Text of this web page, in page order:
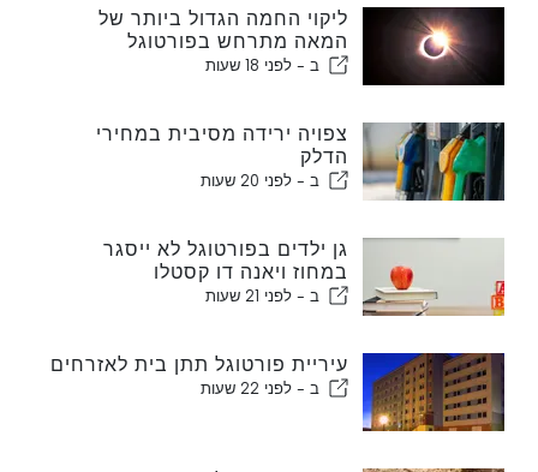
ליקוי החמה הגדול ביותר של
המאה מתרחש בפורטוגל
ב - לפני 18 שעות
צפויה ירידה מסיבית במחירי
הדלק
ב - לפני 20 שעות
גן ילדים בפורטוגל לא ייסגר
במחוז ויאנה דו קסטלו
ב - לפני 21 שעות
עיריית פורטוגל תתן בית לאזרחים
ב - לפני 22 שעות